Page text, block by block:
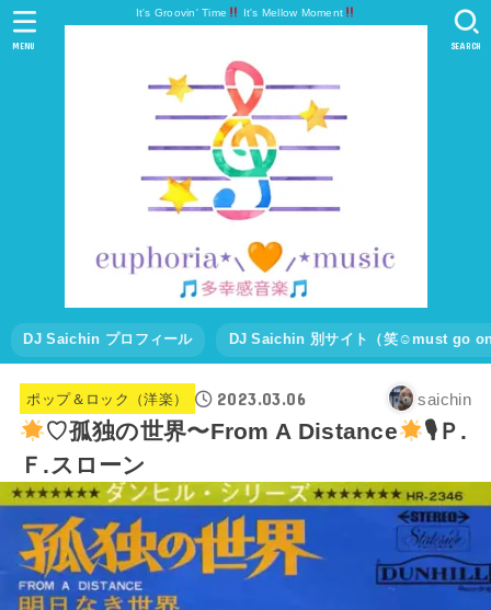
It's Groovin' Time It's Mellow Moment
DJ Saichin プロフィール DJ Saichin 別サイト（笑☺must go
SEARCH
MENU
ポップ＆ロック（洋楽） 2023.03.06 saichin
♡孤独の世界〜From A Distance
🎙Ｐ.
Ｆ.スローン